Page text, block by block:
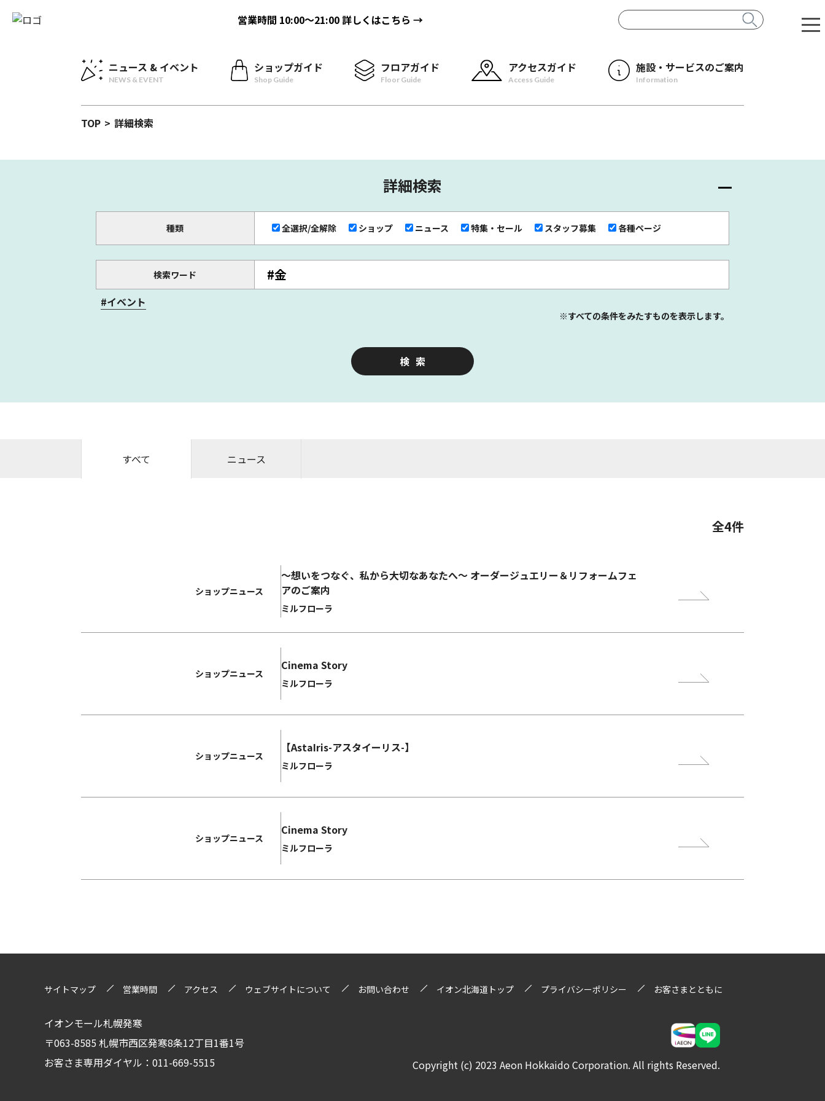
営業時間 10:00〜21:00詳しくはこちら →
ニュース & イベント
NEWS & EVENT
ショップガイド
Shop Guide
フロアガイド
Floor Guide
アクセスガイド
Access Guide
施設・サービスのご案内
Information
TOP > 詳細検索
詳細検索
種類 全選択/全解除 ショップ ニュース 特集・セール スタッフ募集 各種ページ
検索ワード
#イベント
※すべての条件をみたすものを表示します。
すべて ニュース
全4件
ショップニュース
～想いをつなぐ、私から大切なあなたへ～ オーダージュエリー＆リフォームフェ
アのご案内
ミルフローラ
ショップニュース
Cinema Story
ミルフローラ
ショップニュース
【AstaIris-アスタイーリス-】
ミルフローラ
ショップニュース
Cinema Story
ミルフローラ
サイトマップ 営業時間 アクセス ウェブサイトについて お問い合わせ イオン北海道トップ プライバシーポリシー お客さまとともに
イオンモール札幌発寒
〒063-8585 札幌市西区発寒8条12丁目1番1号
お客さま専用ダイヤル： 011-669-5515 Copyright (c) 2023 Aeon Hokkaido Corporation. All rights Reserved.